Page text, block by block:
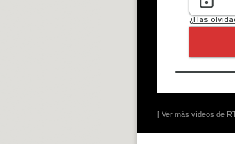
[ Ver más vídeos de